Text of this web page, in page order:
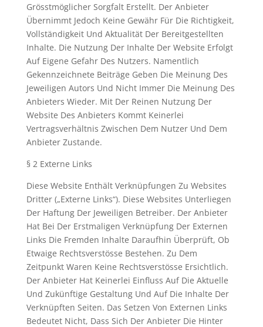
Grösstmöglicher Sorgfalt Erstellt. Der Anbieter
Übernimmt Jedoch Keine Gewähr Für Die Richtigkeit,
Vollständigkeit Und Aktualität Der Bereitgestellten
Inhalte. Die Nutzung Der Inhalte Der Website Erfolgt
Auf Eigene Gefahr Des Nutzers. Namentlich
Gekennzeichnete Beiträge Geben Die Meinung Des
Jeweiligen Autors Und Nicht Immer Die Meinung Des
Anbieters Wieder. Mit Der Reinen Nutzung Der
Website Des Anbieters Kommt Keinerlei
Vertragsverhältnis Zwischen Dem Nutzer Und Dem
Anbieter Zustande.
§ 2 Externe Links
Diese Website Enthält Verknüpfungen Zu Websites
Dritter („Externe Links“). Diese Websites Unterliegen
Der Haftung Der Jeweiligen Betreiber. Der Anbieter
Hat Bei Der Erstmaligen Verknüpfung Der Externen
Links Die Fremden Inhalte Daraufhin Überprüft, Ob
Etwaige Rechtsverstösse Bestehen. Zu Dem
Zeitpunkt Waren Keine Rechtsverstösse Ersichtlich.
Der Anbieter Hat Keinerlei Einfluss Auf Die Aktuelle
Und Zukünftige Gestaltung Und Auf Die Inhalte Der
Verknüpften Seiten. Das Setzen Von Externen Links
Bedeutet Nicht, Dass Sich Der Anbieter Die Hinter